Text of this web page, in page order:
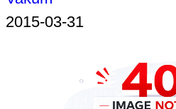
2015-03-31